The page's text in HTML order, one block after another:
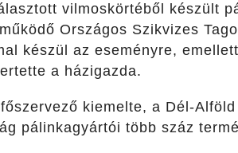
vilmoskörtéből készült
Országos Szikvizes
készül az eseményre,
a házigazda.
főszervező kiemelte, a Dél-
pálinkagyártói több száz